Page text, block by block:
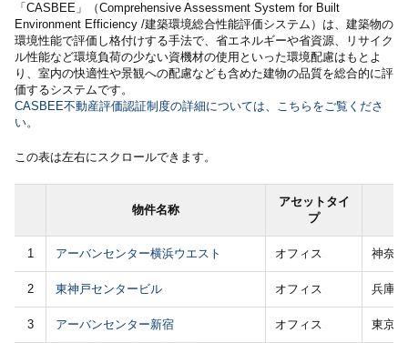
「CASBEE」（Comprehensive Assessment System for Built
Environment Efficiency /建築環境総合性能評価システム）は、建築物の
環境性能で評価し格付けする手法で、省エネルギーや省資源、リサイク
ル性能など環境負荷の少ない資機材の使用といった環境配慮はもとよ
り、室内の快適性や景観への配慮なども含めた建物の品質を総合的に評
価するシステムです。
CASBEE不動産評価認証制度の詳細については、こちらをご覧くださ
い。
この表は左右にスクロールできます。
物件名称
アセットタイ
プ
1 アーバンセンター横浜ウエスト オフィス 神奈
2 東神戸センタービル オフィス 兵庫
3 アーバンセンター新宿 オフィス 東京